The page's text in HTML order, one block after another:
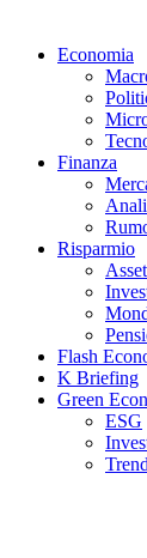
Economia
Finanza
Risparmio
Flash
K Briefing
Green
ESG